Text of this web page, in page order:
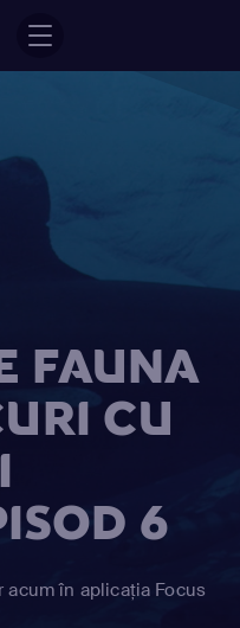
FAUNA
CU
6
acum în aplicația Focus